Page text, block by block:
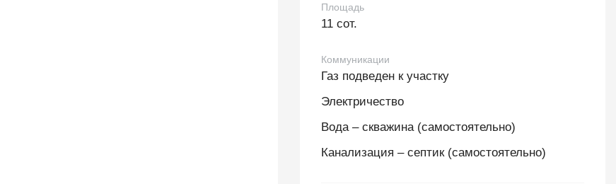
Площадь
11 сот.
Коммуникации
Газ подведен к участку
Электричество
Вода – скважина (самостоятельно)
Канализация – септик (самостоятельно)